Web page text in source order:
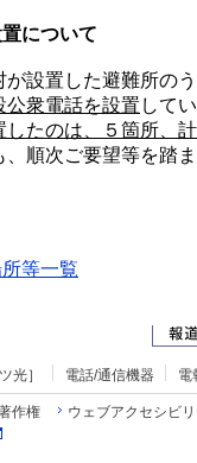
について
設置した避難所の
公衆電話を設置 して
たのは、５箇所、
順次ご要望等を踏
等一覧
光］ 電話/通信機器 電
作権
ウェブアクセシビ